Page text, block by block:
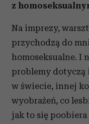
z
Na imprezy,
przychodzą do
homoseksualne. I
problemy
w świecie, innej
wyobrażeń, co
jak to się